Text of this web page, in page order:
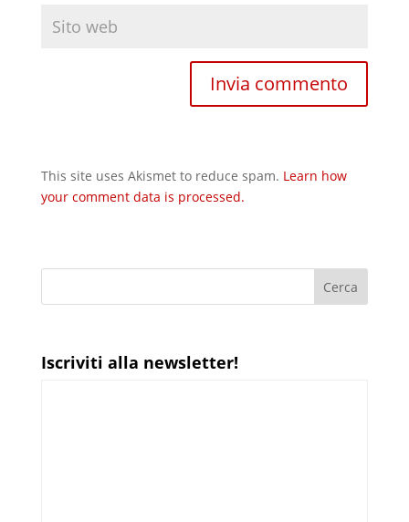
This site uses Akismet to reduce spam. Learn how
your comment data is processed.
Iscriviti alla newsletter!